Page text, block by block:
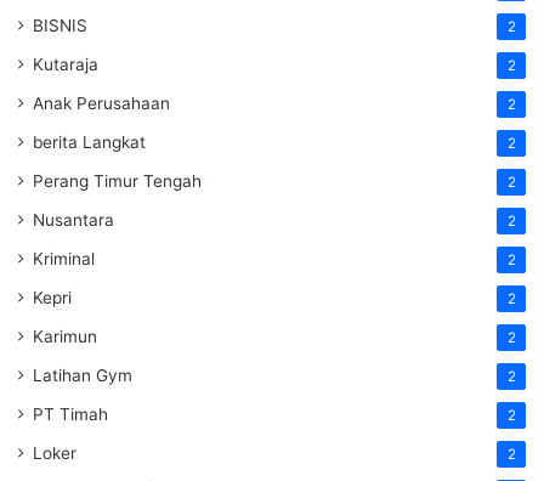
BISNIS 2
Kutaraja 2
Anak Perusahaan 2
berita Langkat 2
Perang Timur Tengah 2
Nusantara 2
Kriminal 2
Kepri 2
Karimun 2
Latihan Gym 2
PT Timah 2
Loker 2